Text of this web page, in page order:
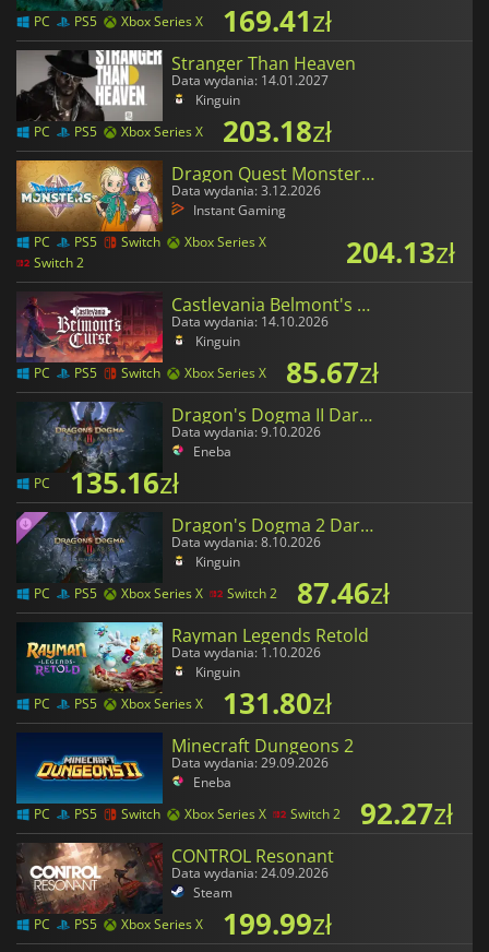
PC
PS5 Xbox Series X 169.41zł
Stranger Than Heaven
Data wydania: 14.01.2027
Kinguin
PC
PS5 Xbox Series X 203.18zł
Dragon Quest Monsters The Withered World
Data wydania: 3.12.2026
Instant Gaming
PC
PS5 Switch
Xbox Series X
Switch 2
204.13zł
Castlevania Belmont's Curse
Data wydania: 14.10.2026
Kinguin
PC
PS5 Switch Xbox Series X 85.67zł
Dragon's Dogma II Dark Arisen
Data wydania: 9.10.2026
Eneba
PC
135.16zł
Dragon's Dogma 2 Dark Arisen Expansion
Data wydania: 8.10.2026
Kinguin
PC
PS5 Xbox Series X Switch 2 87.46zł
Rayman Legends Retold
Data wydania: 1.10.2026
Kinguin
PC
PS5 Xbox Series X 131.80zł
Minecraft Dungeons 2
Data wydania: 29.09.2026
Eneba
PC
PS5 Switch Xbox Series X Switch 2 92.27zł
CONTROL Resonant
Data wydania: 24.09.2026
Steam
PC
PS5 Xbox Series X 199.99zł